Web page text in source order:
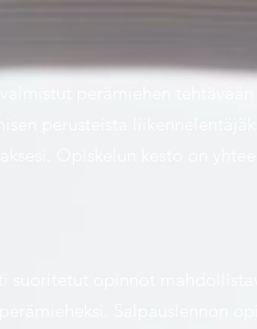
perämiehen tehtävään
perusteista
Opiskelun kesto on
suoritetut opinnot
Salpauslennon